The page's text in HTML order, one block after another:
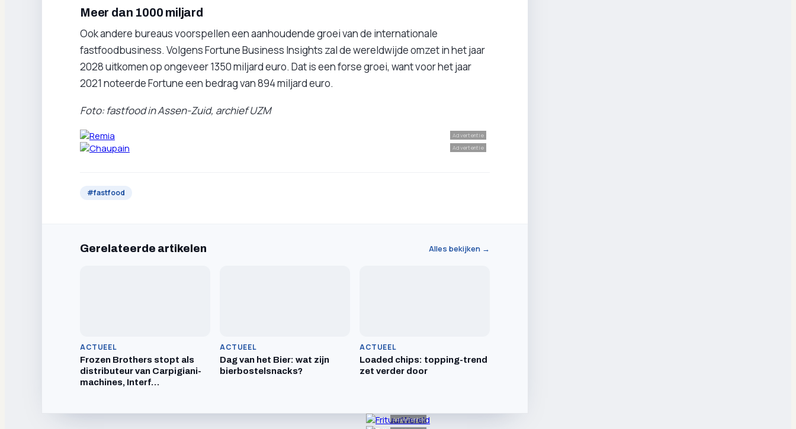
Meer dan 1000 miljard
Ook andere bureaus voorspellen een aanhoudende groei van de internationale
fastfoodbusiness. Volgens Fortune Business Insights zal de wereldwijde omzet in het jaar
2028 uitkomen op ongeveer 1350 miljard euro. Dat is een forse groei, want voor het jaar
2021 noteerde Fortune een bedrag van 894 miljard euro.
Foto: fastfood in Assen-Zuid, archief UZM
Advertentie
Advertentie
#fastfood
Gerelateerde artikelen Alles bekijken →
ACTUEEL
Frozen Brothers stopt als
distributeur van Carpigiani-
machines, Interf…
ACTUEEL
Dag van het Bier: wat zijn
bierbostelsnacks?
ACTUEEL
Loaded chips: topping-trend
zet verder door
Advertentie